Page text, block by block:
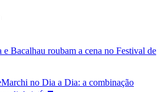
e Bacalhau roubam a cena no Festival de
no Dia a Dia: a combinação